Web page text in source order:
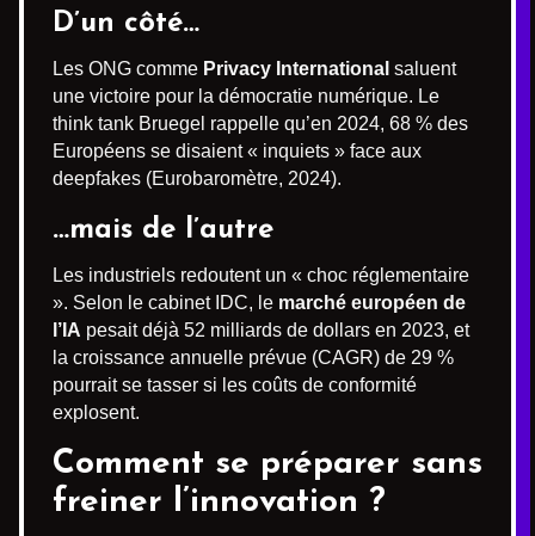
D’un côté…
Les ONG comme Privacy International saluent
une victoire pour la démocratie numérique. Le
think tank Bruegel rappelle qu’en 2024, 68 % des
Européens se disaient « inquiets » face aux
deepfakes (Eurobaromètre, 2024).
…mais de l’autre
Les industriels redoutent un « choc réglementaire
». Selon le cabinet IDC, le marché européen de
l’IA pesait déjà 52 milliards de dollars en 2023, et
la croissance annuelle prévue (CAGR) de 29 %
pourrait se tasser si les coûts de conformité
explosent.
Comment se préparer sans
freiner l’innovation ?